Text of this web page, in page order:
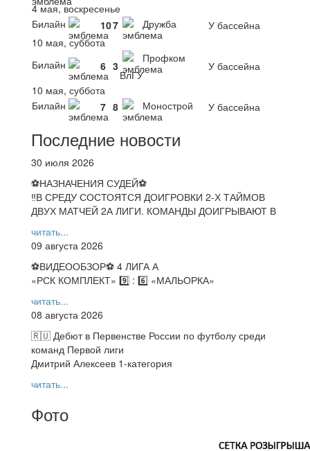
4 мая, воскресенье
Билайн
107 Дружба
У бассейна
10 мая, суббота
Билайн
6 3
Профком
ВлГУ
У бассейна
10 мая, суббота
Билайн
7 8 Монострой У бассейна
Последние новости
30 июля 2026
⚽НАЗНАЧЕНИЯ СУДЕЙ⚽
‼В СРЕДУ СОСТОЯТСЯ ДОИГРОВКИ 2-Х ТАЙМОВ
ДВУХ МАТЧЕЙ 2А ЛИГИ. КОМАНДЫ ДОИГРЫВАЮТ В
читать...
09 августа 2026
⚽️ВИДЕООБЗОР⚽️ 4 ЛИГА А
«РСК КОМПЛЕКТ» 9️⃣ : 6️⃣ «МАЛЬОРКА»
читать...
08 августа 2026
🇷🇺 Дебют в Первенстве России по футболу среди
команд Первой лиги
Дмитрий Алексеев 1-категория
читать...
Фото